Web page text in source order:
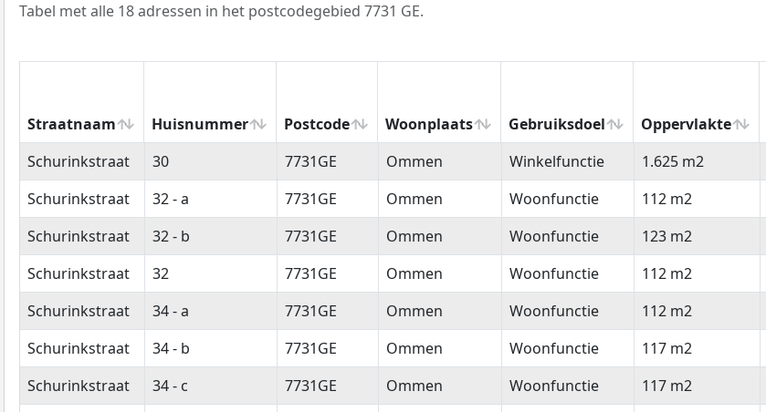
Tabel met alle 18 adressen in het postcodegebied 7731 GE.
Straatnaam Huisnummer Postcode Woonplaats Gebruiksdoel Oppervlakte
Straatnaam
Huisnummer Postcode Woonplaats Gebruiksdoel Oppervlakte
Schurinkstraat 30 7731GE Ommen Winkelfunctie 1.625 m2
Schurinkstraat
32 - a 7731GE Ommen Woonfunctie 112 m2
Schurinkstraat
32 - b 7731GE Ommen Woonfunctie 123 m2
Schurinkstraat
32 7731GE Ommen Woonfunctie 112 m2
Schurinkstraat
34 - a 7731GE Ommen Woonfunctie 112 m2
Schurinkstraat
34 - b 7731GE Ommen Woonfunctie 117 m2
Schurinkstraat
34 - c 7731GE Ommen Woonfunctie 117 m2